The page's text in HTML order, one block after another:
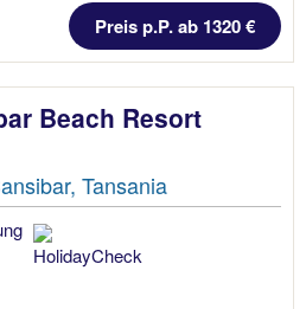
Preis p.P. ab 1320 €
Beach Resort
Tansania